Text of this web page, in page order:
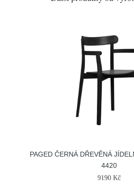
PAGED ČERNÁ DŘEVĚNÁ
4420
9190 Kč